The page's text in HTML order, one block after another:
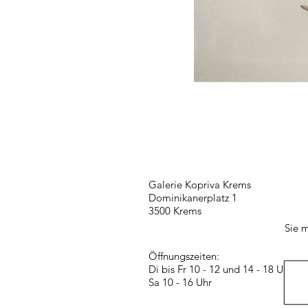
Galerie Kopriva Krems
Dominikanerplatz 1
3500 Krems
Öffnungszeiten:
Di bis Fr 10 - 12 und 14 - 18 Uhr
Sa 10 - 16 Uhr
Sie